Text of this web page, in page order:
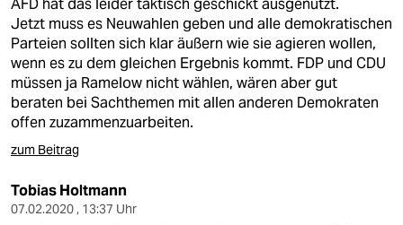
AFD hat das leider taktisch geschickt ausgenutzt.
Jetzt muss es Neuwahlen geben und alle demokratischen
Parteien sollten sich klar äußern wie sie agieren wollen,
wenn es zu dem gleichen Ergebnis kommt. FDP und CDU
müssen ja Ramelow nicht wählen, wären aber gut
beraten bei Sachthemen mit allen anderen Demokraten
offen zuzammenzuarbeiten.
zum Beitrag
Tobias Holtmann
07.02.2020 , 13:37 Uhr